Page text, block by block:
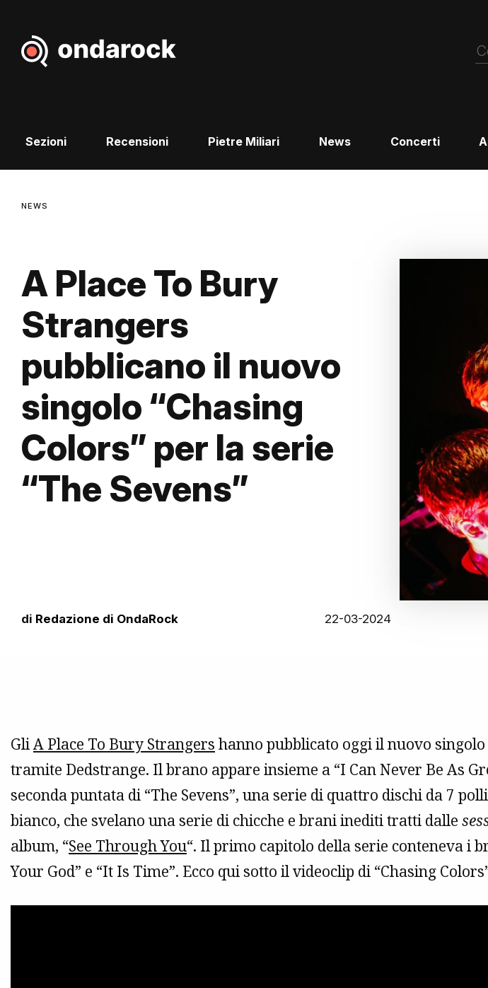
Sezioni Recensioni Pietre Miliari News Concerti
NEWS
A Place To Bury
Strangers
pubblicano il nuovo
singolo “Chasing
Colors” per la serie
“The Sevens”
di Redazione di OndaRock 22-03-2024
GliA Place To Bury Strangers hanno pubblicato oggi il nuovo singolo
tramite Dedstrange. Il brano appare insieme a “I Can Never Be As
seconda puntata di “The Sevens”, una serie di quattro dischi da 7
bianco, che svelano una serie di chicche e brani inediti tratti dalle
album, “See Through You“. Il primo capitolo della serie conteneva i
Your God” e “It Is Time”. Ecco qui sotto il videoclip di “Chasing